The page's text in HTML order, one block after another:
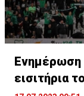
Ενημέρωση
εισιτήρια